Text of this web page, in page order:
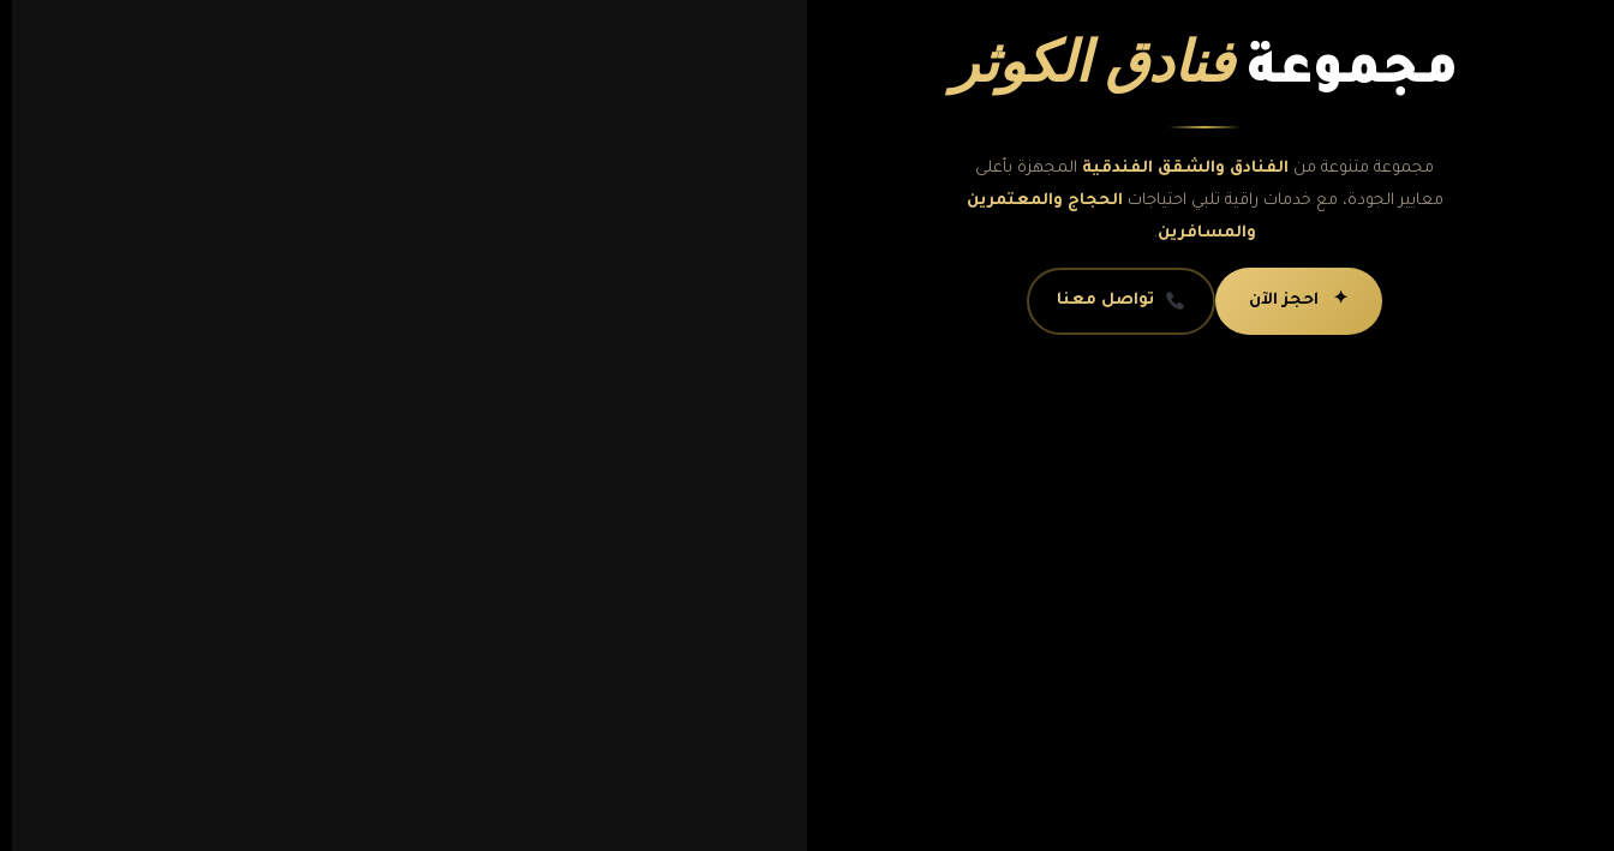
مجموعةفنادق الكوثر
مجموعة متنوعة من الفنادق والشقق الفندقية المجهزة بأعلى
معايير الجودة، مع خدمات راقية تلبي احتياجات الحجاج والمعتمرين
والمسافرين.
✦ احجز الآن تواصل معنا